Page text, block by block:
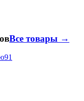
Все товары →
91